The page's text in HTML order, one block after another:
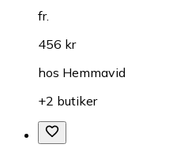
fr.
456 kr
hos Hemmavid
+2 butiker